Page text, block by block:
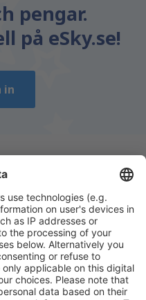
pengar.
på eSky.se!
in
att enkelt planera